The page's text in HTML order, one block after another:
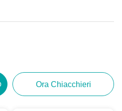
Ora Chiacchieri